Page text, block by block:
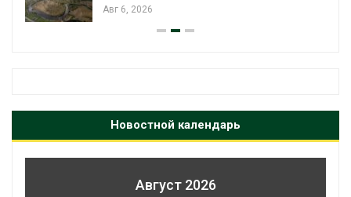
Авг 6, 2026
Новостной календарь
Август 2026